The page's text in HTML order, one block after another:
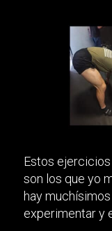
Estos
son los que yo
hay
experimentar y